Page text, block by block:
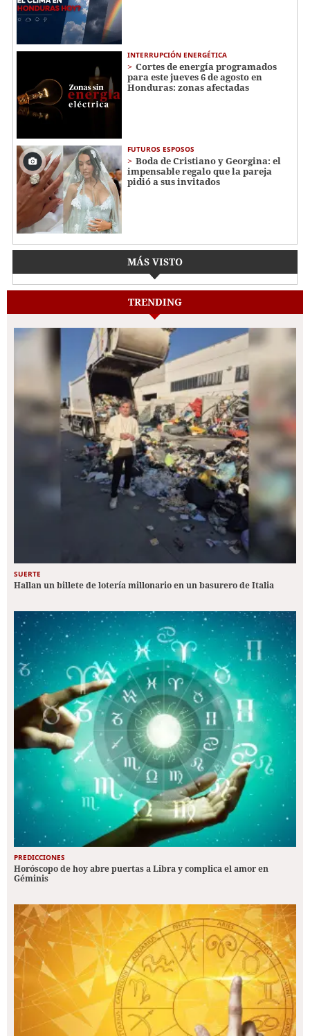
INTERRUPCIÓN ENERGÉTICA
Cortes de energía programados
para este jueves 6 de agosto en
Honduras: zonas afectadas
FUTUROS ESPOSOS
Boda de Cristiano y Georgina: el
impensable regalo que la pareja
pidió a sus invitados
MÁS VISTO
TRENDING
SUERTE
Hallan un billete de lotería millonario en un basurero de Italia
PREDICCIONES
Horóscopo de hoy abre puertas a Libra y complica el amor en
Géminis